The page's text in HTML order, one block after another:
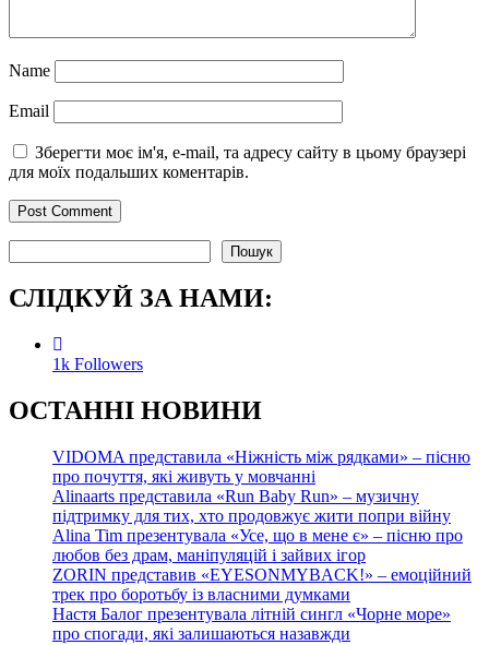
Name
Email
Зберегти моє ім'я, e-mail, та адресу сайту в цьому браузері
для моїх подальших коментарів.
Пошук
СЛІДКУЙ ЗА НАМИ:
1k Followers
ОСТАННІ НОВИНИ
VIDOMA представила «Ніжність між рядками» – пісню
про почуття, які живуть у мовчанні
Alinaarts представила «Run Baby Run» – музичну
підтримку для тих, хто продовжує жити попри війну
Alina Tim презентувала «Усе, що в мене є» – пісню про
любов без драм, маніпуляцій і зайвих ігор
ZORIN представив «EYESONMYBACK!» – емоційний
трек про боротьбу із власними думками
Настя Балог презентувала літній сингл «Чорне море»
про спогади, які залишаються назавжди